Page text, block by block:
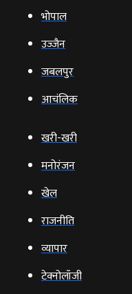
भोपाल
उज्‍जैन
जबलपुर
आचंलिक
खरी-खरी
मनोरंजन
खेल
राजनीति
व्‍यापार
टेक्‍नोलॉजी